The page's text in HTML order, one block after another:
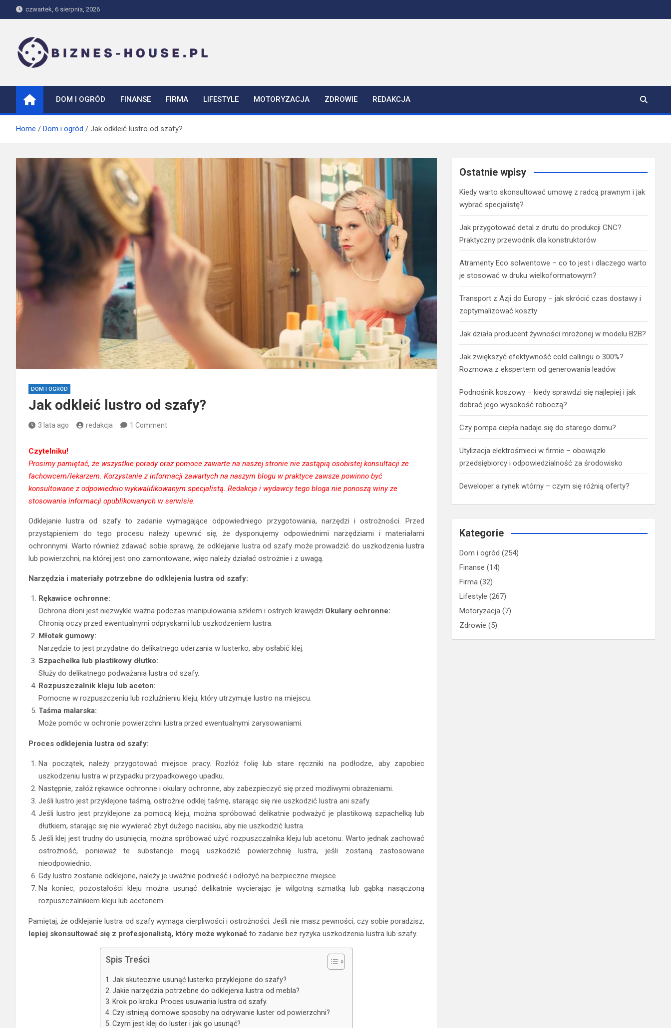
to
czwartek, 6 sierpnia, 2026
biznes-house.pl
DOM I OGRÓD FINANSE FIRMA LIFESTYLE MOTORYZACJA ZDROWIE REDAKCJA
Home Dom i ogród Jak odkleić lustro od szafy?
DOM I OGRÓD
Jak odkleić lustro od szafy?
3 lata ago redakcja 1 Comment
Czytelniku!
Prosimy pamiętać, że wszystkie porady oraz pomoce zawarte na naszej stronie nie zastąpią osobistej konsultacji ze
fachowcem/lekarzem. Korzystanie z informacji zawartych na naszym blogu w praktyce zawsze powinno być
konsultowane z odpowiednio wykwalifikowanym specjalistą. Redakcja i wydawcy tego bloga nie ponoszą winy ze
stosowania informacji opublikowanych w serwisie.
Odklejanie lustra od szafy to zadanie wymagające odpowiedniego przygotowania, narzędzi i ostrożności. Przed
przystąpieniem do tego procesu należy upewnić się, że dysponujemy odpowiednimi narzędziami i materiałami
ochronnymi. Warto również zdawać sobie sprawę, że odklejanie lustra od szafy może prowadzić do uszkodzenia lustra
lub powierzchni, na której jest ono zamontowane, więc należy działać ostrożnie i z uwagą.
Narzędzia i materiały potrzebne do odklejenia lustra od szafy:
Rękawice ochronne:
Ochrona dłoni jest niezwykle ważna podczas manipulowania szkłem i ostrych krawędzi.Okulary ochronne:
Chronią oczy przed ewentualnymi odpryskami lub uszkodzeniem lustra.
Młotek gumowy:
Narzędzie to jest przydatne do delikatnego uderzania w lusterko, aby osłabić klej.
Szpachelka lub plastikowy dłutko:
Służy do delikatnego podważania lustra od szafy.
Rozpuszczalnik kleju lub aceton:
Pomocne w rozpuszczeniu lub rozluźnieniu kleju, który utrzymuje lustro na miejscu.
Taśma malarska:
Może pomóc w ochronie powierzchni lustra przed ewentualnymi zarysowaniami.
Proces odklejenia lustra od szafy:
Na początek, należy przygotować miejsce pracy. Rozłóż folię lub stare ręczniki na podłodze, aby zapobiec
uszkodzeniu lustra w przypadku przypadkowego upadku.
Następnie, załóż rękawice ochronne i okulary ochronne, aby zabezpieczyć się przed możliwymi obrażeniami.
Jeśli lustro jest przyklejone taśmą, ostrożnie odklej taśmę, starając się nie uszkodzić lustra ani szafy.
Jeśli lustro jest przyklejone za pomocą kleju, można spróbować delikatnie podważyć je plastikową szpachelką lub
dłutkiem, starając się nie wywierać zbyt dużego nacisku, aby nie uszkodzić lustra.
Jeśli klej jest trudny do usunięcia, można spróbować użyć rozpuszczalnika kleju lub acetonu. Warto jednak zachować
ostrożność, ponieważ te substancje mogą uszkodzić powierzchnię lustra, jeśli zostaną zastosowane
nieodpowiednio.
Gdy lustro zostanie odklejone, należy je uważnie podnieść i odłożyć na bezpieczne miejsce.
Na koniec, pozostałości kleju można usunąć delikatnie wycierając je wilgotną szmatką lub gąbką nasączoną
rozpuszczalnikiem kleju lub acetonem.
Pamiętaj, że odklejanie lustra od szafy wymaga cierpliwości i ostrożności. Jeśli nie masz pewności, czy sobie poradzisz,
lepiej skonsultować się z profesjonalistą, który może wykonać to zadanie bez ryzyka uszkodzenia lustra lub szafy.
Spis Treści
Jak skutecznie usunąć lusterko przyklejone do szafy?
Jakie narzędzia potrzebne do odklejenia lustra od mebla?
Krok po kroku: Proces usuwania lustra od szafy.
Czy istnieją domowe sposoby na odrywanie luster od powierzchni?
Czym jest klej do luster i jak go usunąć?
Ostatnie wpisy
Kiedy warto skonsultować umowę z radcą prawnym i jak
wybrać specjalistę?
Jak przygotować detal z drutu do produkcji CNC?
Praktyczny przewodnik dla konstruktorów
Atramenty Eco solwentowe – co to jest i dlaczego warto
je stosować w druku wielkoformatowym?
Transport z Azji do Europy – jak skrócić czas dostawy i
zoptymalizować koszty
Jak działa producent żywności mrożonej w modelu B2B?
Jak zwiększyć efektywność cold callingu o 300%?
Rozmowa z ekspertem od generowania leadów
Podnośnik koszowy – kiedy sprawdzi się najlepiej i jak
dobrać jego wysokość roboczą?
Czy pompa ciepła nadaje się do starego domu?
Utylizacja elektrośmieci w firmie – obowiązki
przedsiębiorcy i odpowiedzialność za środowisko
Deweloper a rynek wtórny – czym się różnią oferty?
Kategorie
Dom i ogród (254)
Finanse (14)
Firma (32)
Lifestyle (267)
Motoryzacja (7)
Zdrowie (5)